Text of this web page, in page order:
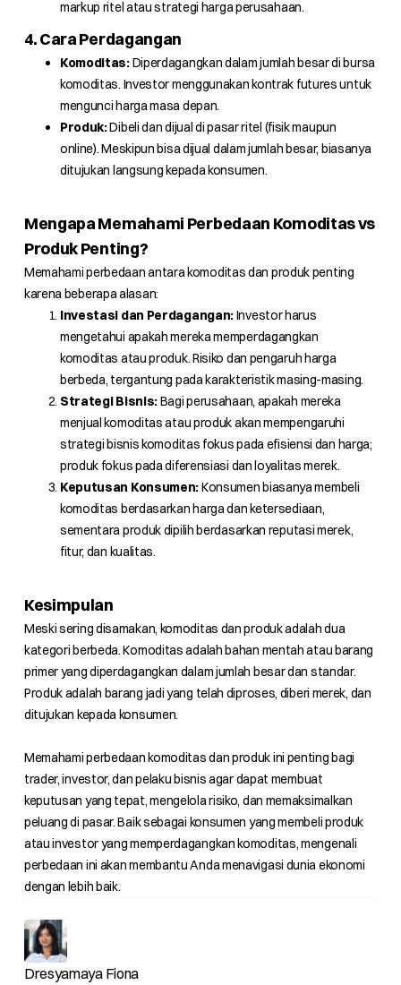
markup ritel atau strategi harga perusahaan.
4. Cara Perdagangan
Komoditas:Diperdagangkan dalam jumlah besar di bursa
komoditas. Investor menggunakan kontrak futures untuk
mengunci harga masa depan.
Produk:Dibeli dan dijual di pasar ritel (fisik maupun
online). Meskipun bisa dijual dalam jumlah besar, biasanya
ditujukan langsung kepada konsumen.
Mengapa Memahami Perbedaan Komoditas vs
Produk Penting?
Memahami perbedaan antara komoditas dan produk penting
karena beberapa alasan:
Investasi dan Perdagangan:Investor harus
mengetahui apakah mereka memperdagangkan
komoditas atau produk. Risiko dan pengaruh harga
berbeda, tergantung pada karakteristik masing-masing.
Strategi Bisnis:Bagi perusahaan, apakah mereka
menjual komoditas atau produk akan mempengaruhi
strategi bisnis komoditas fokus pada efisiensi dan harga;
produk fokus pada diferensiasi dan loyalitas merek.
Keputusan Konsumen:Konsumen biasanya membeli
komoditas berdasarkan harga dan ketersediaan,
sementara produk dipilih berdasarkan reputasi merek,
fitur, dan kualitas.
Kesimpulan
Meski sering disamakan, komoditas dan produk adalah dua
kategori berbeda. Komoditas adalah bahan mentah atau barang
primer yang diperdagangkan dalam jumlah besar dan standar.
Produk adalah barang jadi yang telah diproses, diberi merek, dan
ditujukan kepada konsumen.
Memahami perbedaan komoditas dan produk ini penting bagi
trader, investor, dan pelaku bisnis agar dapat membuat
keputusan yang tepat, mengelola risiko, dan memaksimalkan
peluang di pasar. Baik sebagai konsumen yang membeli produk
atau investor yang memperdagangkan komoditas, mengenali
perbedaan ini akan membantu Anda menavigasi dunia ekonomi
dengan lebih baik.
Dresyamaya Fiona